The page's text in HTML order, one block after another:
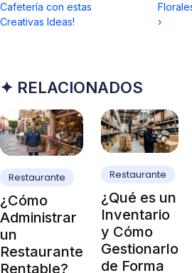
Cafetería con estas
Creativas Ideas!
›
✦ RELACIONADOS
Restaurante
¿Cómo
Administrar
un
Restaurante
Rentable?
Restaurante
¿Qué es un
Inventario
y Cómo
Gestionarlo
de Forma